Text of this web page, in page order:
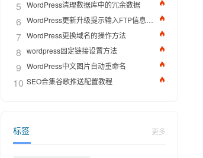
5 WordPress清理数据库中的冗余数据
6 WordPress更新升级提示输入FTP信息的解决办法
7 WordPress更换域名的操作方法
8 wordpress固定链接设置方法
9 WordPress中文图片自动重命名
10 SEO合集谷歌推送配置教程
标签 更多